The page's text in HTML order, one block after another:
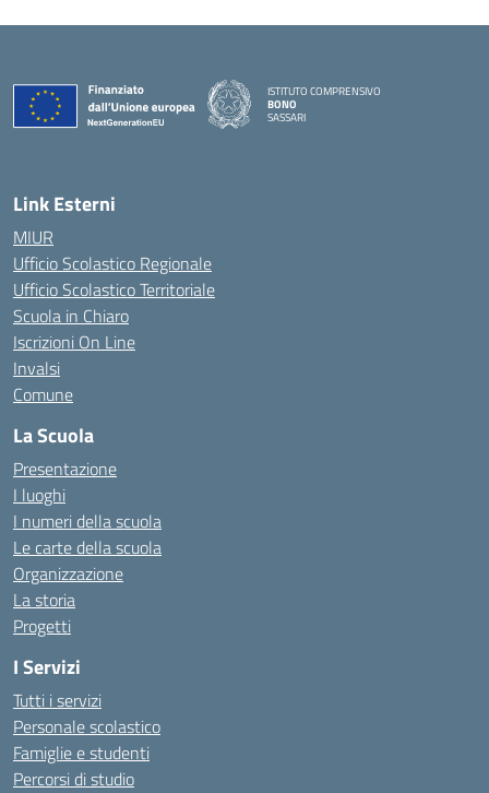
ISTITUTO COMPRENSIVO
BONO
SASSARI
Link Esterni
MIUR
Ufficio Scolastico Regionale
Ufficio Scolastico Territoriale
Scuola in Chiaro
Iscrizioni On Line
Invalsi
Comune
La Scuola
Presentazione
I luoghi
I numeri della scuola
Le carte della scuola
Organizzazione
La storia
Progetti
I Servizi
Tutti i servizi
Personale scolastico
Famiglie e studenti
Percorsi di studio